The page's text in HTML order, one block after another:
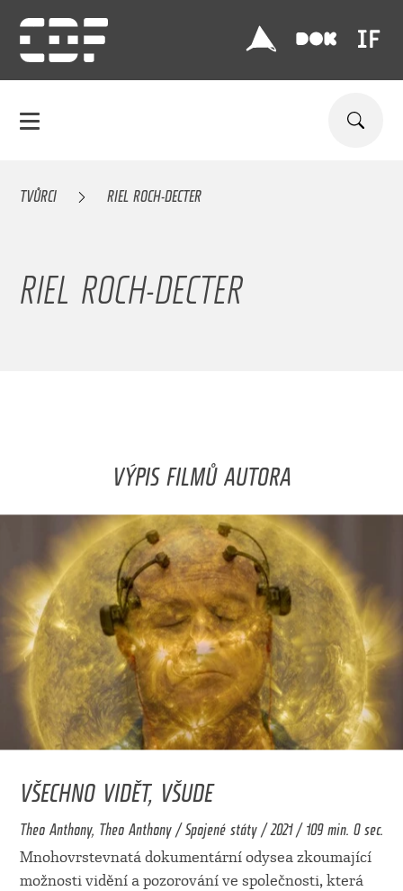
TVŮRCI RIEL ROCH-DECTER
RIEL ROCH-DECTER
VÝPIS FILMŮ AUTORA
VŠECHNO VIDĚT, VŠUDE
Theo Anthony, Theo Anthony / Spojené státy / 2021 / 109 min. 0 sec.
Mnohovrstevnatá dokumentární odysea zkoumající
možnosti vidění a pozorování ve společnosti, která